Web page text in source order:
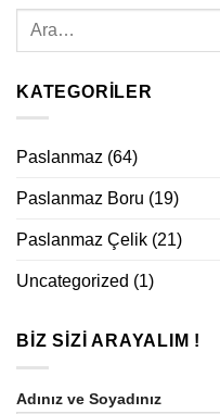
KATEGORILER
Paslanmaz (64)
Paslanmaz Boru (19)
Paslanmaz Çelik (21)
Uncategorized (1)
BIZ SIZI ARAYALIM !
Adınız ve Soyadınız